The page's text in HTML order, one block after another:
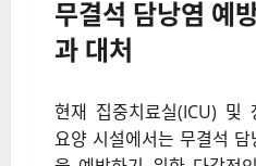
무결석 담낭염 예
과 대처
현재 집중치료실(ICU) 및
요양 시설에서는 무결석 담